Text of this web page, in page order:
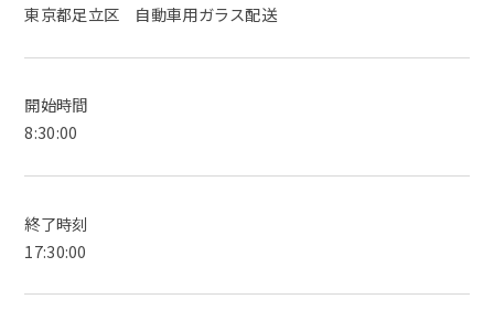
東京都足立区 自動車用ガラス配送
開始時間
8:30:00
終了時刻
17:30:00